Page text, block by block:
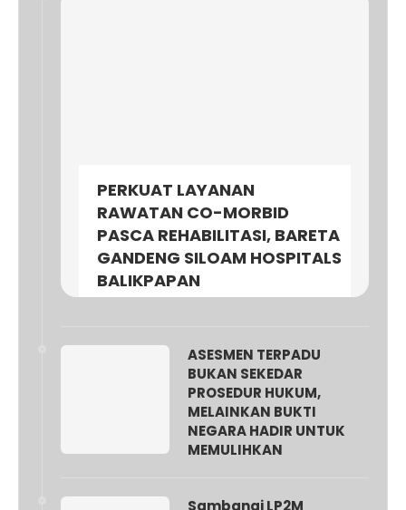
PERKUAT LAYANAN
RAWATAN CO-MORBID
PASCA REHABILITASI, BARETA
GANDENG SILOAM HOSPITALS
BALIKPAPAN
ASESMEN TERPADU
BUKAN SEKEDAR
PROSEDUR HUKUM,
MELAINKAN BUKTI
NEGARA HADIR UNTUK
MEMULIHKAN
Sambangi LP2M